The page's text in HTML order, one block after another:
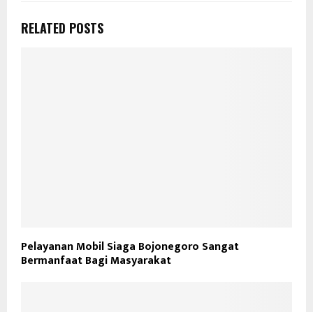
RELATED POSTS
Pelayanan Mobil Siaga Bojonegoro Sangat
Bermanfaat Bagi Masyarakat